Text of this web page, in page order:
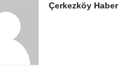
Çerkezköy Haber